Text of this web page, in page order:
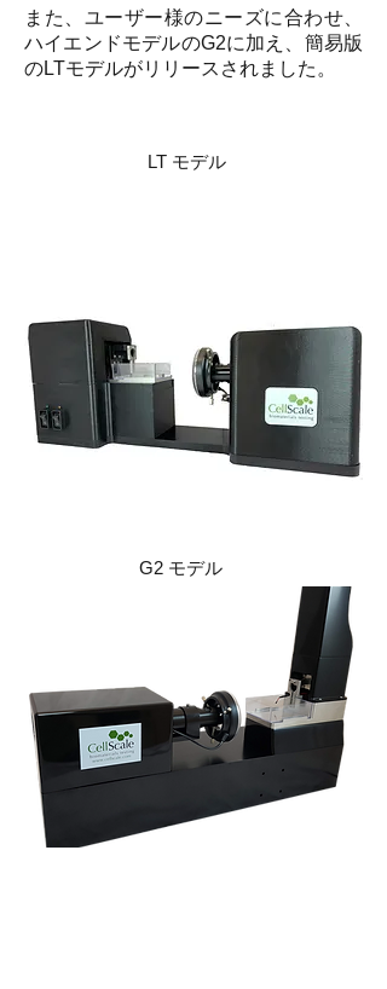
また、ユーザー様のニーズに合わせ、
ハイエンドモデルのG2に加え、簡易版
のLTモデルがリリースされました。
LT モデル
G2 モデル